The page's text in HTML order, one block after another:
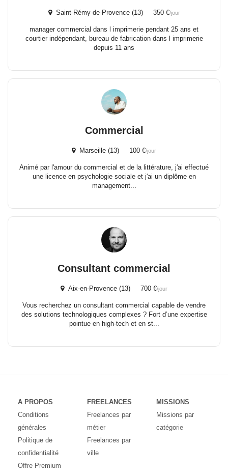
Saint-Rémy-de-Provence (13) 350 €/jour
manager commercial dans l imprimerie pendant 25 ans et
courtier indépendant, bureau de fabrication dans l imprimerie
depuis 11 ans
Commercial
Marseille (13) 100 €/jour
Animé par l'amour du commercial et de la littérature, j'ai effectué
une licence en psychologie sociale et j'ai un diplôme en
management...
Consultant commercial
Aix-en-Provence (13) 700 €/jour
Vous recherchez un consultant commercial capable de vendre
des solutions technologiques complexes ? Fort d’une expertise
pointue en high-tech et en st...
A PROPOS
Conditions
générales
Politique de
confidentialité
Offre Premium
FREELANCES
Freelances par
métier
Freelances par
ville
MISSIONS
Missions par
catégorie